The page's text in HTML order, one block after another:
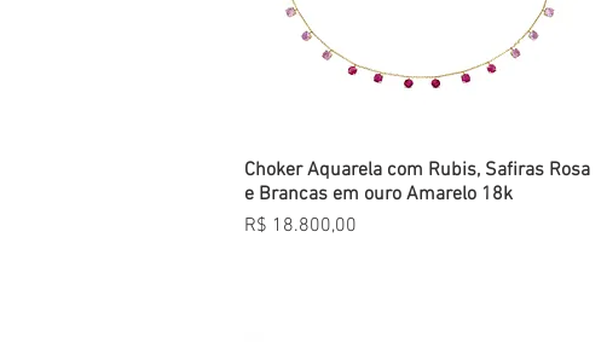
Visualização rápida
Choker Aquarela com Rubis, Safiras Rosa
e Brancas em ouro Amarelo 18k
Preço
R$ 18.800,00